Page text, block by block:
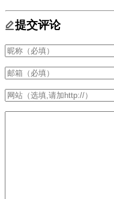
提交评论